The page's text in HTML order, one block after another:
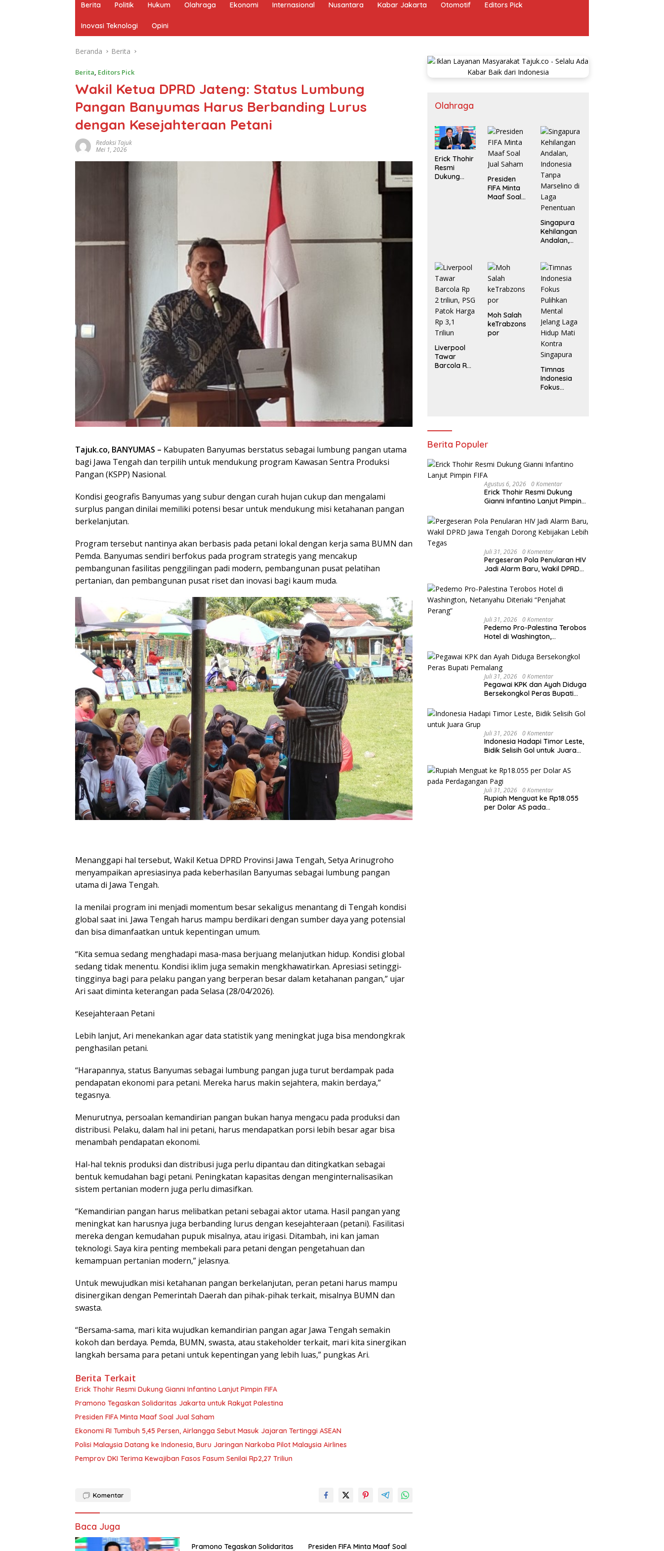
Berita Politik Hukum Olahraga Ekonomi Internasional Nusantara Kabar Jakarta Otomotif Editors Pick
Inovasi Teknologi Opini
Beranda Berita
Berita, Editors Pick
Wakil Ketua DPRD Jateng: Status Lumbung
Pangan Banyumas Harus Berbanding Lurus
dengan Kesejahteraan Petani
Redaksi Tajuk
Mei 1, 2026
Tajuk.co, BANYUMAS – Kabupaten Banyumas berstatus sebagai lumbung pangan utama
bagi Jawa Tengah dan terpilih untuk mendukung program Kawasan Sentra Produksi
Pangan (KSPP) Nasional.
Kondisi geografis Banyumas yang subur dengan curah hujan cukup dan mengalami
surplus pangan dinilai memiliki potensi besar untuk mendukung misi ketahanan pangan
berkelanjutan.
Program tersebut nantinya akan berbasis pada petani lokal dengan kerja sama BUMN dan
Pemda. Banyumas sendiri berfokus pada program strategis yang mencakup
pembangunan fasilitas penggilingan padi modern, pembangunan pusat pelatihan
pertanian, dan pembangunan pusat riset dan inovasi bagi kaum muda.
Menanggapi hal tersebut, Wakil Ketua DPRD Provinsi Jawa Tengah, Setya Arinugroho
menyampaikan apresiasinya pada keberhasilan Banyumas sebagai lumbung pangan
utama di Jawa Tengah.
Ia menilai program ini menjadi momentum besar sekaligus menantang di Tengah kondisi
global saat ini. Jawa Tengah harus mampu berdikari dengan sumber daya yang potensial
dan bisa dimanfaatkan untuk kepentingan umum.
“Kita semua sedang menghadapi masa-masa berjuang melanjutkan hidup. Kondisi global
sedang tidak menentu. Kondisi iklim juga semakin mengkhawatirkan. Apresiasi setinggi-
tingginya bagi para pelaku pangan yang berperan besar dalam ketahanan pangan,” ujar
Ari saat diminta keterangan pada Selasa (28/04/2026).
Kesejahteraan Petani
Lebih lanjut, Ari menekankan agar data statistik yang meningkat juga bisa mendongkrak
penghasilan petani.
“Harapannya, status Banyumas sebagai lumbung pangan juga turut berdampak pada
pendapatan ekonomi para petani. Mereka harus makin sejahtera, makin berdaya,”
tegasnya.
Menurutnya, persoalan kemandirian pangan bukan hanya mengacu pada produksi dan
distribusi. Pelaku, dalam hal ini petani, harus mendapatkan porsi lebih besar agar bisa
menambah pendapatan ekonomi.
Hal-hal teknis produksi dan distribusi juga perlu dipantau dan ditingkatkan sebagai
bentuk kemudahan bagi petani. Peningkatan kapasitas dengan menginternalisasikan
sistem pertanian modern juga perlu dimasifkan.
“Kemandirian pangan harus melibatkan petani sebagai aktor utama. Hasil pangan yang
meningkat kan harusnya juga berbanding lurus dengan kesejahteraan (petani). Fasilitasi
mereka dengan kemudahan pupuk misalnya, atau irigasi. Ditambah, ini kan jaman
teknologi. Saya kira penting membekali para petani dengan pengetahuan dan
kemampuan pertanian modern,” jelasnya.
Untuk mewujudkan misi ketahanan pangan berkelanjutan, peran petani harus mampu
disinergikan dengan Pemerintah Daerah dan pihak-pihak terkait, misalnya BUMN dan
swasta.
“Bersama-sama, mari kita wujudkan kemandirian pangan agar Jawa Tengah semakin
kokoh dan berdaya. Pemda, BUMN, swasta, atau stakeholder terkait, mari kita sinergikan
langkah bersama para petani untuk kepentingan yang lebih luas,” pungkas Ari.
Berita Terkait
Erick Thohir Resmi Dukung Gianni Infantino Lanjut Pimpin FIFA
Pramono Tegaskan Solidaritas Jakarta untuk Rakyat Palestina
Presiden FIFA Minta Maaf Soal Jual Saham
Ekonomi RI Tumbuh 5,45 Persen, Airlangga Sebut Masuk Jajaran Tertinggi ASEAN
Polisi Malaysia Datang ke Indonesia, Buru Jaringan Narkoba Pilot Malaysia Airlines
Pemprov DKI Terima Kewajiban Fasos Fasum Senilai Rp2,27 Triliun
Komentar
Baca Juga
Pramono Tegaskan Solidaritas Presiden FIFA Minta Maaf Soal
Olahraga
Erick Thohir
Resmi
Dukung
Presiden
FIFA Minta
Maaf Soal
Singapura
Kehilangan
Andalan,
Marselino di
Laga
Penentuan
Liverpool
Tawar
Barcola Rp
Moh Salah
keTrabzons
por
Timnas
Indonesia
Fokus
Berita Populer
Agustus 6, 2026 0 Komentar
Erick Thohir Resmi Dukung
Gianni Infantino Lanjut Pimpin
Juli 31, 2026 0 Komentar
Pergeseran Pola Penularan HIV
Jadi Alarm Baru, Wakil DPRD
Kebijakan Lebih Tegas
Juli 31, 2026 0 Komentar
Pedemo Pro-Palestina Terobos
Hotel di Washington,
Perang”
Juli 31, 2026 0 Komentar
Pegawai KPK dan Ayah Diduga
Bersekongkol Peras Bupati
Juli 31, 2026 0 Komentar
Indonesia Hadapi Timor Leste,
Bidik Selisih Gol untuk Juara
Juli 31, 2026 0 Komentar
Rupiah Menguat ke Rp18.055
per Dolar AS pada